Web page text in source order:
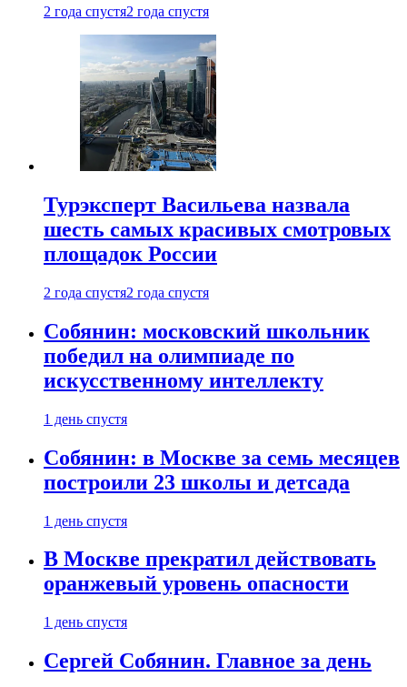
2 года спустя2 года спустя
Турэксперт Васильева назвала
шесть самых красивых смотровых
площадок России
2 года спустя2 года спустя
Собянин: московский школьник
победил на олимпиаде по
искусственному интеллекту
1 день спустя
Собянин: в Москве за семь месяцев
построили 23 школы и детсада
1 день спустя
В Москве прекратил действовать
оранжевый уровень опасности
1 день спустя
Сергей Собянин. Главное за день